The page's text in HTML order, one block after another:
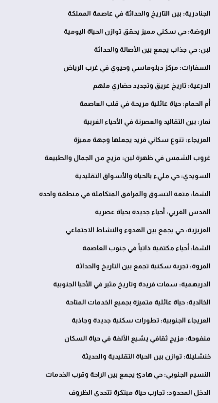
الجنادرية: بين التاريخ والحداثة في عاصمة المملكة
الروضة: حي سكني مميز يحقق توازن الحياة اليومية
لبن: حي جذاب يجمع بين الأصالة والحداثة
السفارات: مركز دبلوماسي وحيوي في غرب الرياض
الدرعية: تاريخ عريق وتجديد حضاري ملهم
أم الحمام: حياة عائلية مريحة في قلب العاصمة
نمار: بين التقاليد والعصرنة في الأحياء الغربية
العريجاء: تنوع سكاني فريد يجعلها وجهة مميزة
غروب الشمس في ظهرة لبن: مزيج من الجمال والطبيعة
السويدي: حي مليء بالحياة والأسواق التقليدية
الشفا: متعة التسوق والمرافق المتكاملة في منطقة واحدة
القدس الغربي: أحياء جديدة بحياة عصرية
العزيزية: حي يجمع بين الهدوء والنشاط الاجتماعي
الشفا: أحياء مكتفية ذاتياً في جنوب العاصمة
المروة: تجربة سكنية تجمع بين التاريخ والحداثة
الدريهمية: سمات فريدة وتاريخ مثير في الأحيا الجنوبية
الخالدية: حياة عائلية متميزة بجميع الخدمات المتاحة
العريجاء الجنوبية: تطورات سكنية جديدة وجاذبة
منفوحة: مزيج ثقافي يشيع الألفة في حياة السكان
خنشليلة: توازن بين الحياة التقليدية والحديثة
النسيم الجنوبي: حي هادئ يجمع بين الراحة وقرب الخدمات
الدخل المحدود: تجارب حياة مبتكرة تتحدى الظروف